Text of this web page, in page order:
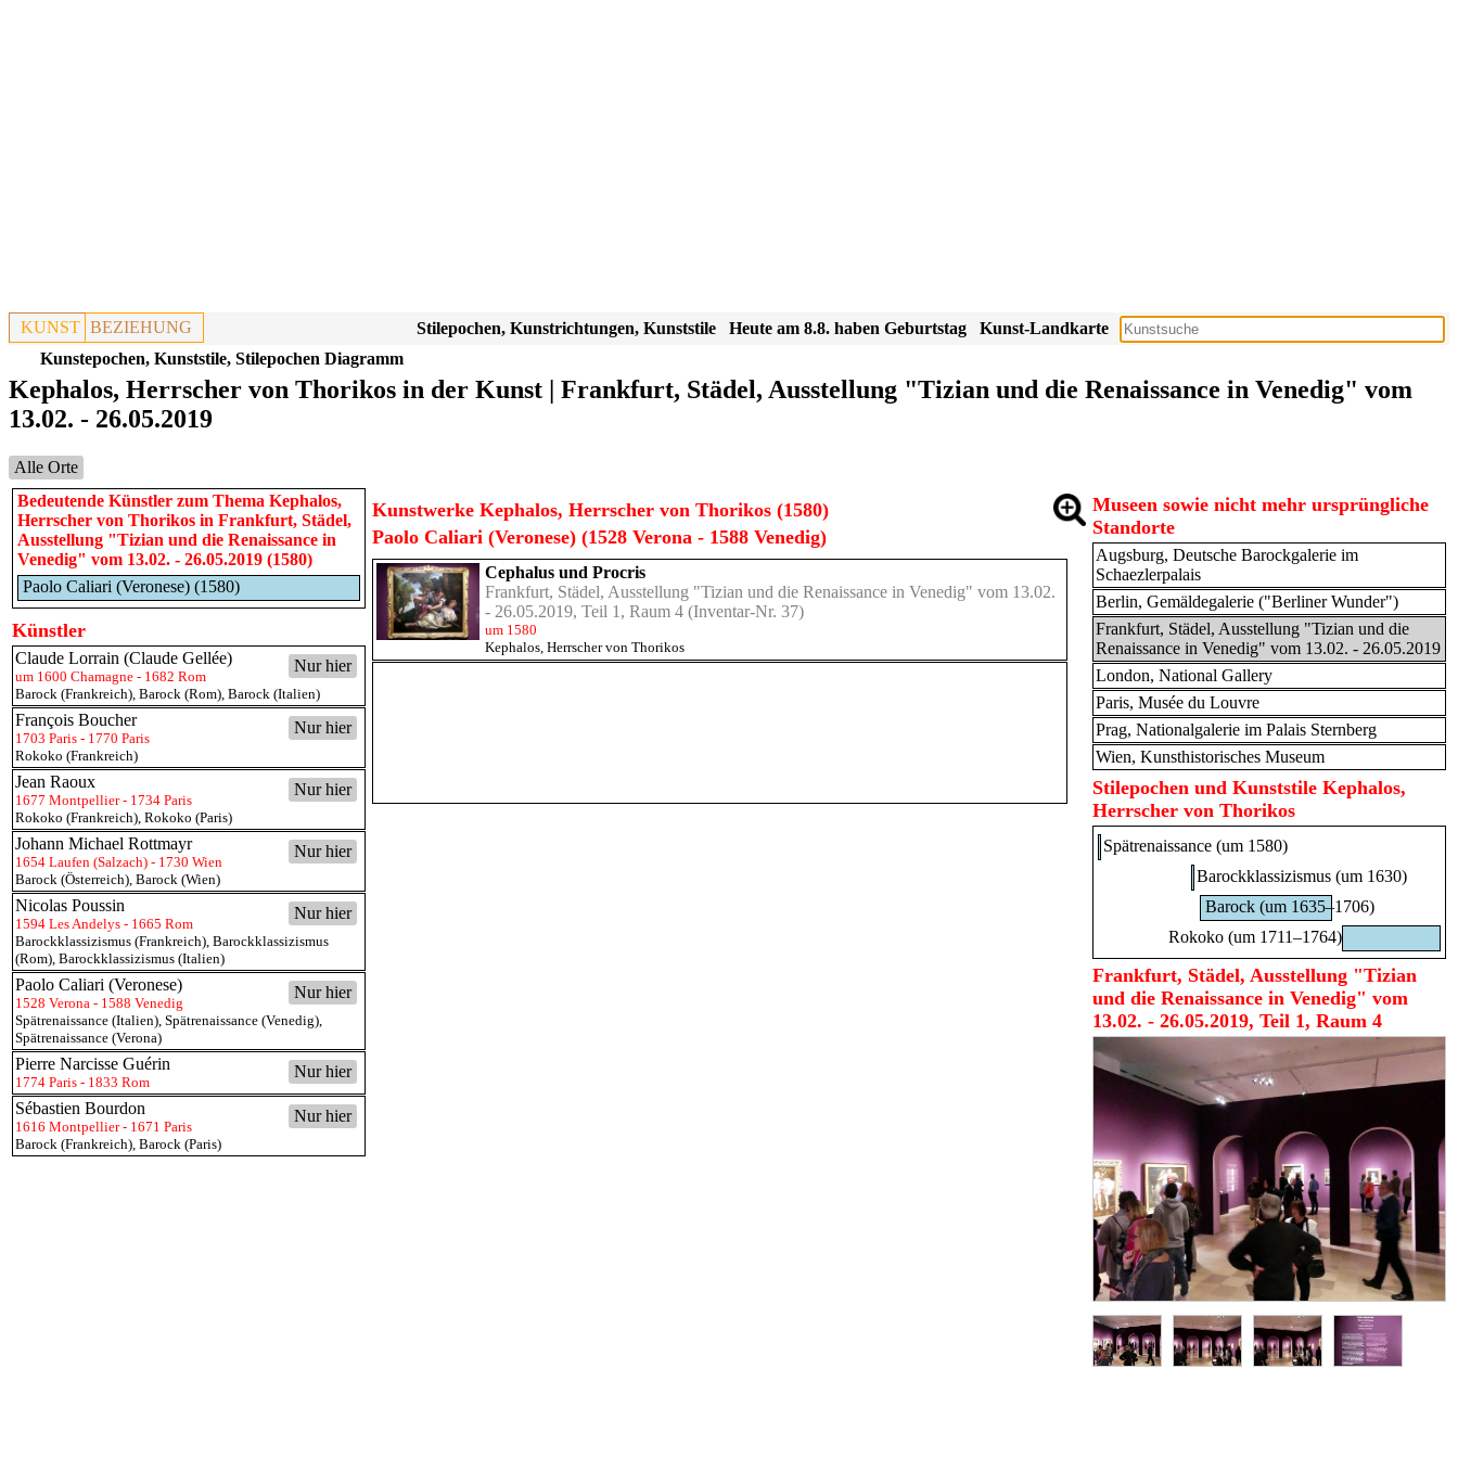
KUNST BEZIEHUNG Kunst-Landkarte
Heute am 8.8. haben Geburtstag
Stilepochen, Kunstrichtungen, Kunststile
Kunstepochen, Kunststile, Stilepochen Diagramm
Kephalos, Herrscher von Thorikos in der Kunst | Frankfurt, Städel, Ausstellung "Tizian und die Renaissance in Venedig" vom
13.02. - 26.05.2019
Alle Orte
Bedeutende Künstler zum Thema Kephalos,
Herrscher von Thorikos in Frankfurt, Städel,
Ausstellung "Tizian und die Renaissance in
Venedig" vom 13.02. - 26.05.2019 (1580)
Paolo Caliari (Veronese) (1580)
Künstler
Nur hier
Claude Lorrain (Claude Gellée)
um 1600 Chamagne - 1682 Rom
Barock (Frankreich), Barock (Rom), Barock (Italien)
Nur hier
François Boucher
1703 Paris - 1770 Paris
Rokoko (Frankreich)
Nur hier
Jean Raoux
1677 Montpellier - 1734 Paris
Rokoko (Frankreich), Rokoko (Paris)
Nur hier
Johann Michael Rottmayr
1654 Laufen (Salzach) - 1730 Wien
Barock (Österreich), Barock (Wien)
Nur hier
Nicolas Poussin
1594 Les Andelys - 1665 Rom
Barockklassizismus (Frankreich), Barockklassizismus
(Rom), Barockklassizismus (Italien)
Nur hier
Paolo Caliari (Veronese)
1528 Verona - 1588 Venedig
Spätrenaissance (Italien), Spätrenaissance (Venedig),
Spätrenaissance (Verona)
Nur hier
Pierre Narcisse Guérin
1774 Paris - 1833 Rom
Nur hier
Sébastien Bourdon
1616 Montpellier - 1671 Paris
Barock (Frankreich), Barock (Paris)
Kunstwerke Kephalos, Herrscher von Thorikos (1580)
Paolo Caliari (Veronese) (1528 Verona - 1588 Venedig)
Cephalus und Procris
Frankfurt, Städel, Ausstellung "Tizian und die Renaissance in Venedig" vom 13.02.
- 26.05.2019, Teil 1, Raum 4 (Inventar-Nr. 37)
um 1580
Kephalos, Herrscher von Thorikos
Museen sowie nicht mehr ursprüngliche
Standorte
Augsburg, Deutsche Barockgalerie im
Schaezlerpalais
Berlin, Gemäldegalerie ("Berliner Wunder")
Frankfurt, Städel, Ausstellung "Tizian und die
Renaissance in Venedig" vom 13.02. - 26.05.2019
London, National Gallery
Paris, Musée du Louvre
Prag, Nationalgalerie im Palais Sternberg
Wien, Kunsthistorisches Museum
Stilepochen und Kunststile Kephalos,
Herrscher von Thorikos
Spätrenaissance (um 1580)
Barockklassizismus (um 1630)
Barock (um 1635–1706)
Rokoko (um 1711–1764)
Frankfurt, Städel, Ausstellung "Tizian
und die Renaissance in Venedig" vom
13.02. - 26.05.2019, Teil 1, Raum 4